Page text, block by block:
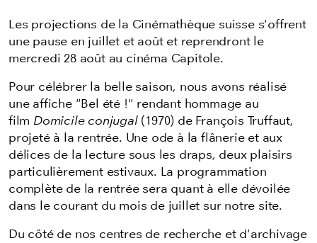
Les projections de la Cinémathèque suisse s'offrent
une pause en juillet et août et reprendront le
mercredi 28 août au cinéma Capitole.
Pour célébrer la belle saison, nous avons réalisé
une affiche "Bel été !" rendant hommage au
film Domicile conjugal (1970) de François Truffaut,
projeté à la rentrée. Une ode à la flânerie et aux
délices de la lecture sous les draps, deux plaisirs
particulièrement estivaux. La programmation
complète de la rentrée sera quant à elle dévoilée
dans le courant du mois de juillet sur notre site.
Du côté de nos centres de recherche et d'archivage